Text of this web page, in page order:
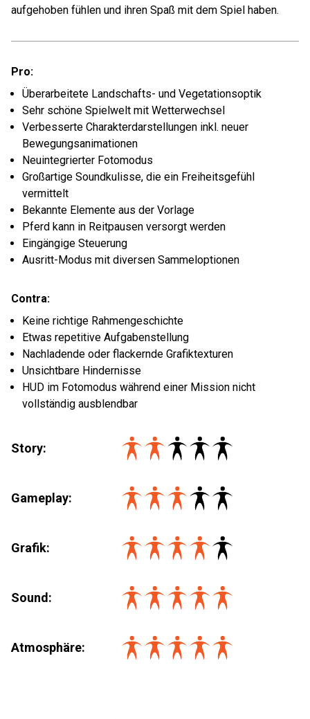
aufgehoben fühlen und ihren Spaß mit dem Spiel haben.
Pro:
Überarbeitete Landschafts- und Vegetationsoptik
Sehr schöne Spielwelt mit Wetterwechsel
Verbesserte Charakterdarstellungen inkl. neuer
Bewegungsanimationen
Neuintegrierter Fotomodus
Großartige Soundkulisse, die ein Freiheitsgefühl
vermittelt
Bekannte Elemente aus der Vorlage
Pferd kann in Reitpausen versorgt werden
Eingängige Steuerung
Ausritt-Modus mit diversen Sammeloptionen
Contra:
Keine richtige Rahmengeschichte
Etwas repetitive Aufgabenstellung
Nachladende oder flackernde Grafiktexturen
Unsichtbare Hindernisse
HUD im Fotomodus während einer Mission nicht
vollständig ausblendbar
Story:
Gameplay:
Grafik:
Sound:
Atmosphäre: